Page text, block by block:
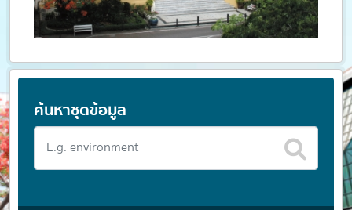
ค้นหาชุดข้อมูล